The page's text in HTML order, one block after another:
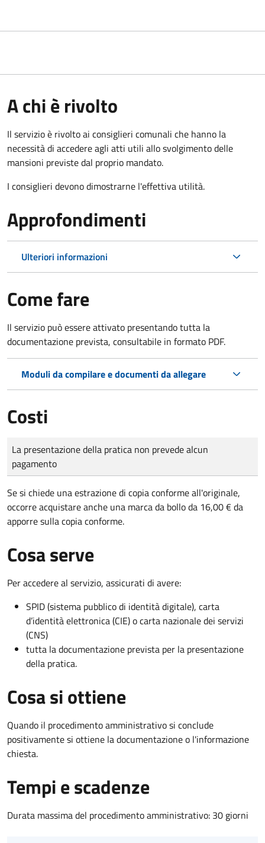
A chi è rivolto
Il servizio è rivolto ai consiglieri comunali che hanno la
necessità di accedere agli atti utili allo svolgimento delle
mansioni previste dal proprio mandato.
I consiglieri devono dimostrarne l'effettiva utilità.
Approfondimenti
Ulteriori informazioni
Come fare
Il servizio può essere attivato presentando tutta la
documentazione prevista, consultabile in formato PDF.
Moduli da compilare e documenti da allegare
Costi
Tipo di pagamento
Importo
La presentazione della pratica non prevede alcun
pagamento
Se si chiede una estrazione di copia conforme all'originale,
occorre acquistare anche una marca da bollo da 16,00 € da
apporre sulla copia conforme.
Cosa serve
Per accedere al servizio, assicurati di avere:
SPID (sistema pubblico di identità digitale), carta
d’identità elettronica (CIE) o carta nazionale dei servizi
(CNS)
tutta la documentazione prevista per la presentazione
della pratica.
Cosa si ottiene
Quando il procedimento amministrativo si conclude
positivamente si ottiene la documentazione o l'informazione
chiesta.
Tempi e scadenze
Durata massima del procedimento amministrativo: 30 giorni